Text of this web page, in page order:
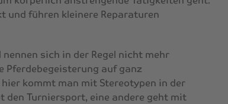
und führen kleinere Reparaturen
sich in der Regel nicht mehr
Pferdebegeisterung auf ganz
kommt man mit Stereotypen in der
den Turniersport, eine andere geht mit